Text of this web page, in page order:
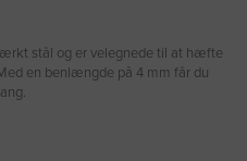
stål og er velegnede til at hæfte
en benlængde på 4 mm får du